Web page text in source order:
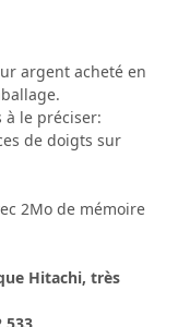
argent acheté en
à le préciser:
de doigts sur
2Mo de mémoire
Hitachi, très